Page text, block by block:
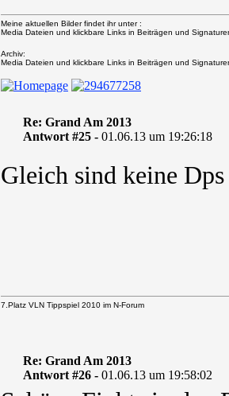
Meine aktuellen Bilder findet ihr unter :
Media Dateien und klickbare Links in Beiträgen und
Archiv:
Media Dateien und klickbare Links in Beiträgen und
Re: Grand Am 2013
Antwort #25 - 01.06.13 um 19:26:18
Gleich sind keine
7.Platz VLN Tippspiel 2010 im N-Forum
Re: Grand Am 2013
Antwort #26 - 01.06.13 um 19:58:02